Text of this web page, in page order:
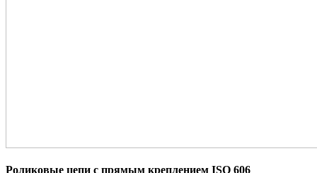
Роликовые цепи с прямым креплением ISO 606